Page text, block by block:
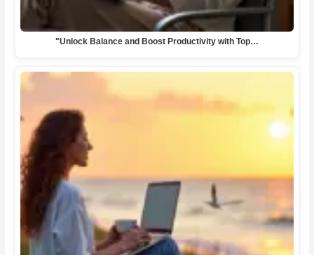
"Unlock Balance and Boost Productivity with Top…